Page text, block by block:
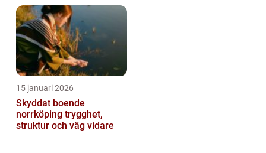
15 januari 2026
Skyddat boende
norrköping trygghet,
struktur och väg vidare